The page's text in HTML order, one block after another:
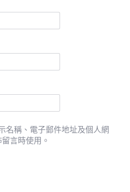
名稱、電子郵件地址及個人網
言時使用。